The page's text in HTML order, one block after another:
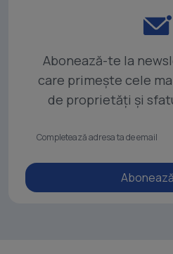
Abonează-te la
care primește cele
de proprietăți și